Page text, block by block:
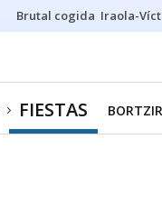
Brutal cogida Iraola-
FIESTAS